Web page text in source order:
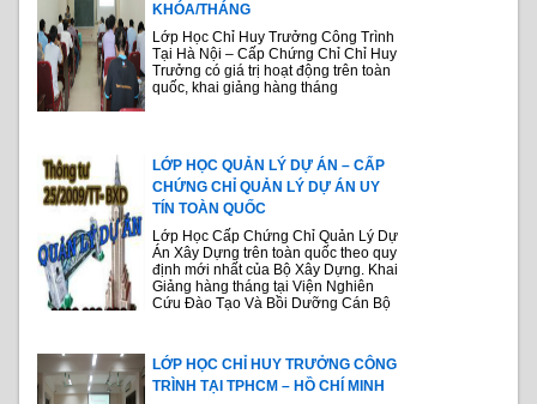
KHÓA/THÁNG
Lớp Học Chỉ Huy Trưởng Công Trình
Tại Hà Nội – Cấp Chứng Chỉ Chỉ Huy
Trưởng có giá trị hoạt động trên toàn
quốc, khai giảng hàng tháng
LỚP HỌC QUẢN LÝ DỰ ÁN – CẤP
CHỨNG CHỈ QUẢN LÝ DỰ ÁN UY
TÍN TOÀN QUỐC
Lớp Học Cấp Chứng Chỉ Quản Lý Dự
Án Xây Dựng trên toàn quốc theo quy
định mới nhất của Bộ Xây Dựng. Khai
Giảng hàng tháng tại Viện Nghiên
Cứu Đào Tạo Và Bồi Dưỡng Cán Bộ
LỚP HỌC CHỈ HUY TRƯỞNG CÔNG
TRÌNH TẠI TPHCM – HỒ CHÍ MINH